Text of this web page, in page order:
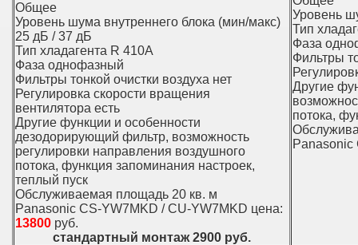
Общее
Уровень шума внутреннего блока (мин/макс)
25 дБ / 37 дБ
Тип хладагента R 410A
Фаза однофазный
Фильтры тонкой очистки воздуха нет
Регулировка скорости вращения
вентилятора есть
Другие функции и особенности
дезодорирующий фильтр, возможность
регулировки направления воздушного
потока, функция запоминания настроек,
теплый пуск
Обслуживаемая площадь 20 кв. м
Panasonic CS-YW7MKD / CU-YW7MKD цена:
13800 руб.
стандартный монтаж 2900 руб.
Уровень
Тип
Фаза
Фильтры
Другие
потока,
Panasonic